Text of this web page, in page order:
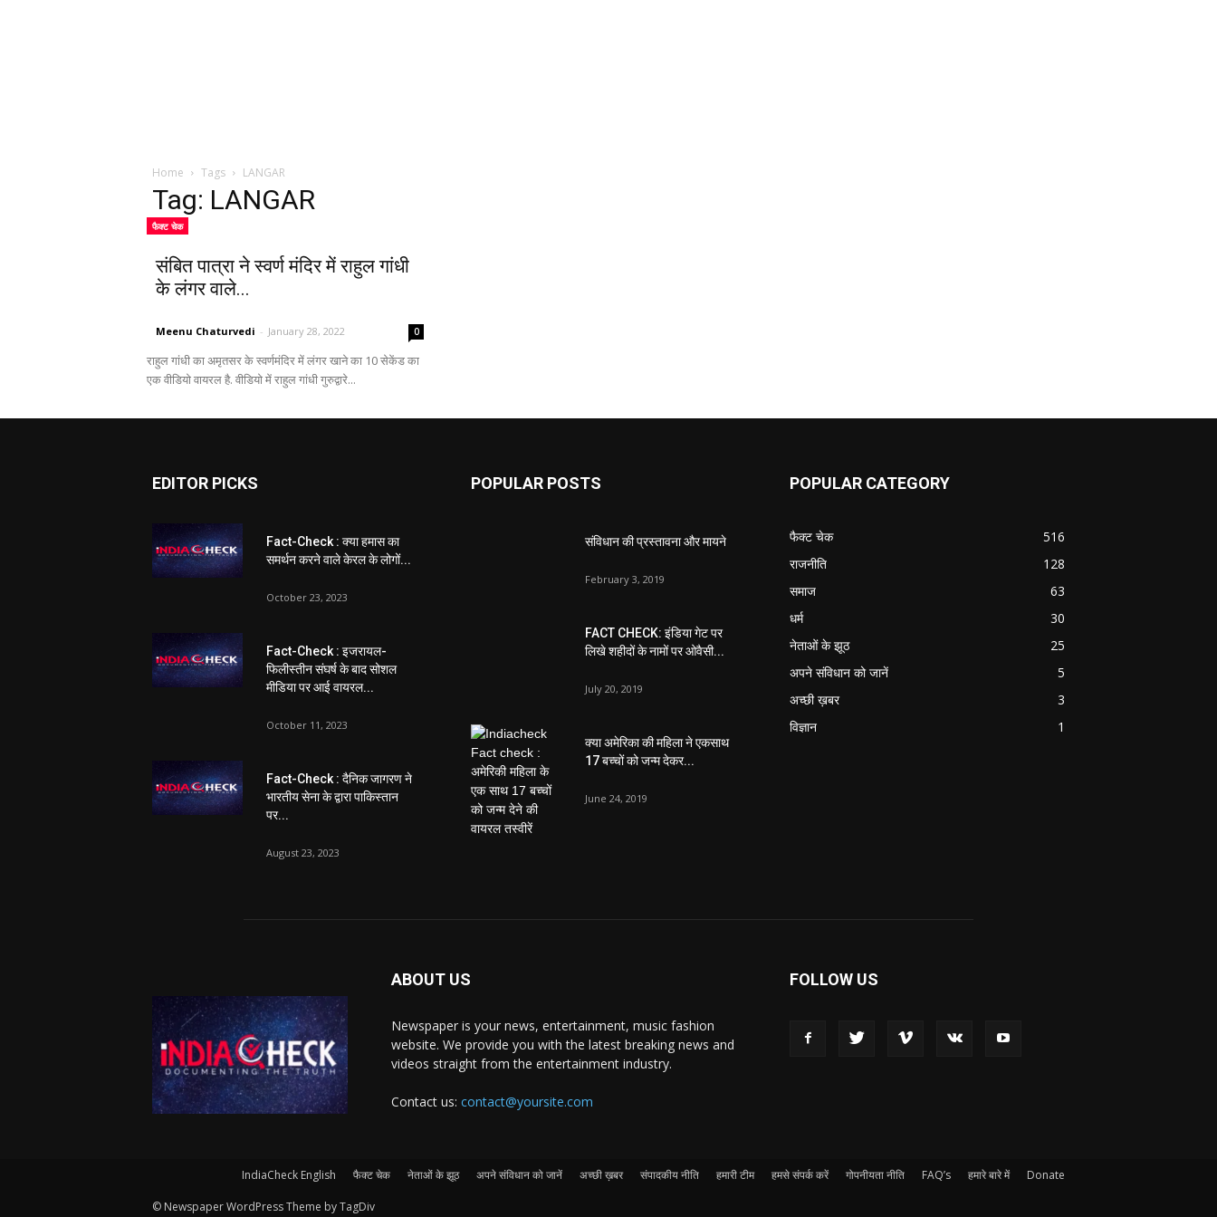
Home Tags LANGAR
Tag: LANGAR
फैक्ट चेक
संबित पात्रा ने स्वर्ण मंदिर में राहुल गांधी
के लंगर वाले...
Meenu Chaturvedi - January 28, 2022 0
राहुल गांधी का अमृतसर के स्वर्णमंदिर में लंगर खाने का 10 सेकेंड का
एक वीडियो वायरल है. वीडियो में राहुल गांधी गुरुद्वारे...
EDITOR PICKS
Fact-Check : क्या हमास का
समर्थन करने वाले केरल के लोगों...
October 23, 2023
Fact-Check : इजरायल-
फिलीस्तीन संघर्ष के बाद सोशल
मीडिया पर आई वायरल...
October 11, 2023
Fact-Check : दैनिक जागरण ने
भारतीय सेना के द्वारा पाकिस्तान
पर...
August 23, 2023
POPULAR POSTS
संविधान की प्रस्तावना और मायने
February 3, 2019
FACT CHECK: इंडिया गेट पर
लिखे शहीदों के नामों पर ओवैसी...
July 20, 2019
क्या अमेरिका की महिला ने एकसाथ
17 बच्चों को जन्म देकर...
June 24, 2019
POPULAR CATEGORY
फैक्ट चेक
516
राजनीति
128
समाज
63
धर्म
30
नेताओं के झूठ
25
अपने संविधान को जानें
5
अच्छी ख़बर
3
विज्ञान
1
ABOUT US
Newspaper is your news, entertainment, music fashion
website. We provide you with the latest breaking news and
videos straight from the entertainment industry.
Contact us: contact@yoursite.com
FOLLOW US
IndiaCheck English फैक्ट चेक नेताओं के झूठ अपने संविधान को जानें अच्छी ख़बर संपादकीय नीति हमारी टीम हमसे संपर्क करें गोपनीयता नीति FAQ’s हमारे बारे में Donate
© Newspaper WordPress Theme by TagDiv